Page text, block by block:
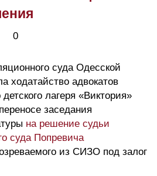
0
суда Одесской
ходатайство адвокатов
лагеря «Виктория»
заседания
на решение судьи
суда Попревича
из СИЗО под залог